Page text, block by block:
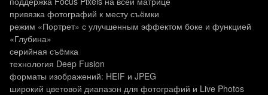
привязка фотографий к месту съёмки
режим «Портрет» с улучшенным эффектом боке и функцией
«Глубина»
серийная съëмка
технология Deep Fusion
форматы изображений: HEIF и JPEG
широкий цветовой диапазон для фотографий и Live Photos